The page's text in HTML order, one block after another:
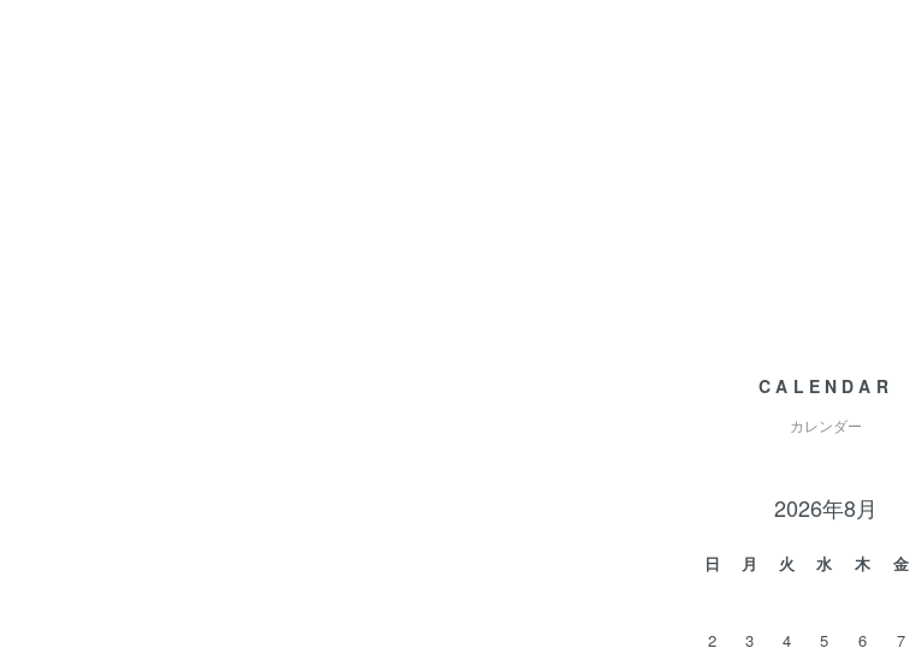
CALENDAR
カレンダー
2026年8月
日 月 火 水 木 金
2
3 4 5 6 7